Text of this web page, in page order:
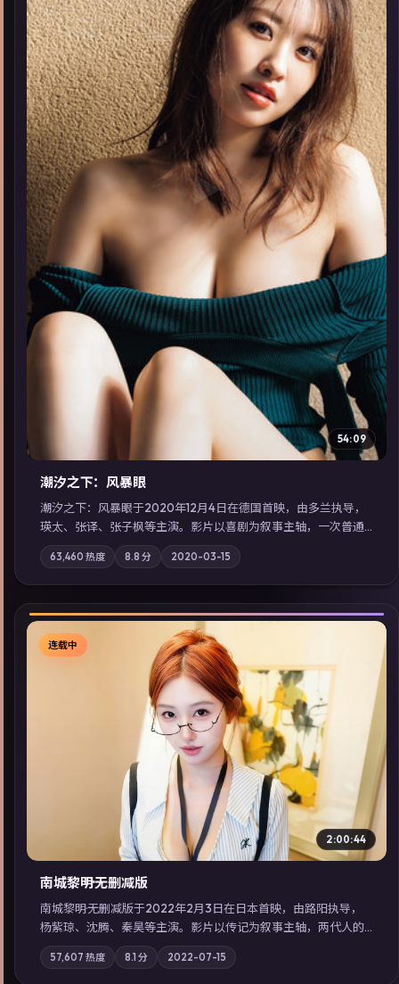
▶
54:09
潮汐之下：风暴眼
潮汐之下：风暴眼于2020年12月4日在德国首映，由多兰执导，
瑛太、张译、张子枫等主演。影片以喜剧为叙事主轴，一次普通
通勤演变成全城关注的生死营救；摄影与配乐强化地域气质；站
内亦可通过「国产免费观看高清电视剧在线看」延展检索同类型
高分佳作，畅享高清在线追剧体验。
63,460 热度 8.8 分 2020-03-15
▶
连载中
2:00:44
南城黎明·无删减版
南城黎明·无删减版于2022年2月3日在日本首映，由路阳执导，
杨紫琼、沈腾、秦昊等主演。影片以传记为叙事主轴，两代人的
执念在暴风雨夜正面相撞；摄影与配乐强化地域气质；站内亦可
通过「国产免费观看高清电视剧在线看」延展检索同类型高分佳
57,607 热度 8.1 分 2022-07-15